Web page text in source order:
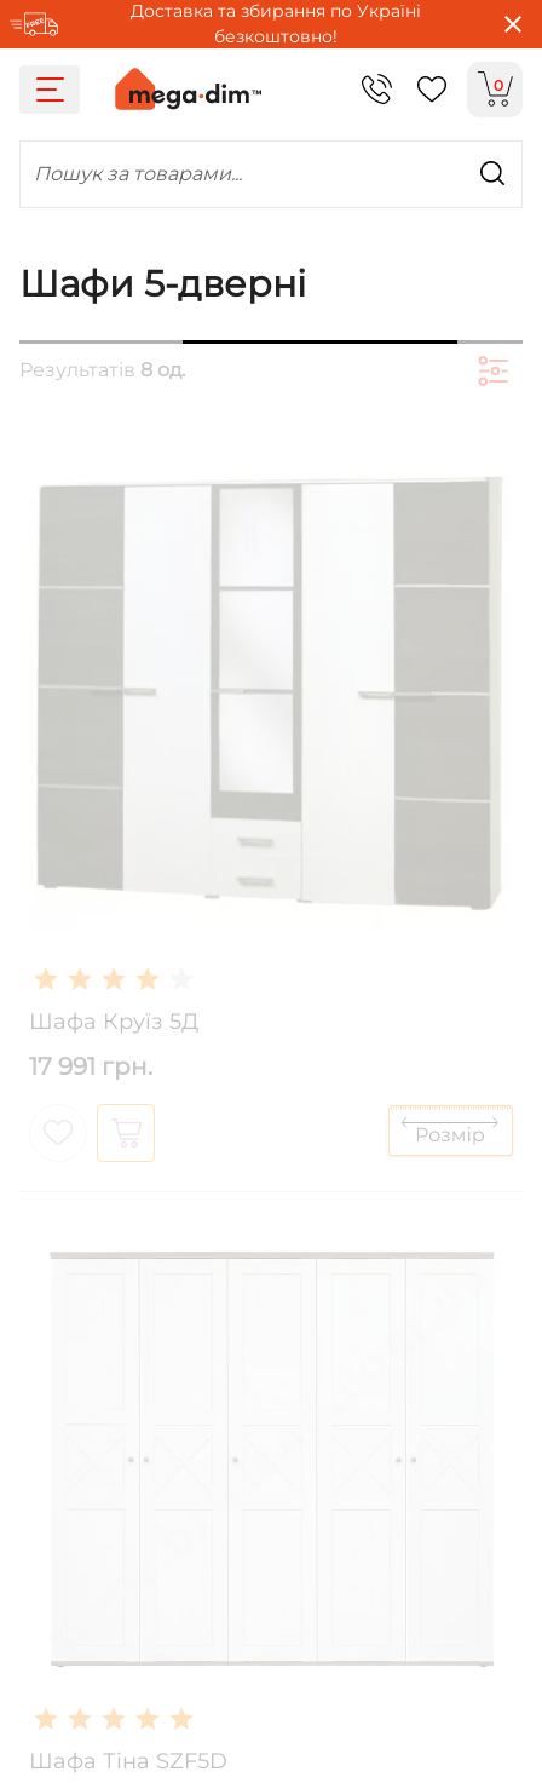
Доставка та збирання по Україні
безкоштовно!
0
Пошук за товарами...
Шафи 5-дверні
Результатів 8 од.
Шафа Круїз 5Д
17 991 грн.
Шафа Тіна SZF5D